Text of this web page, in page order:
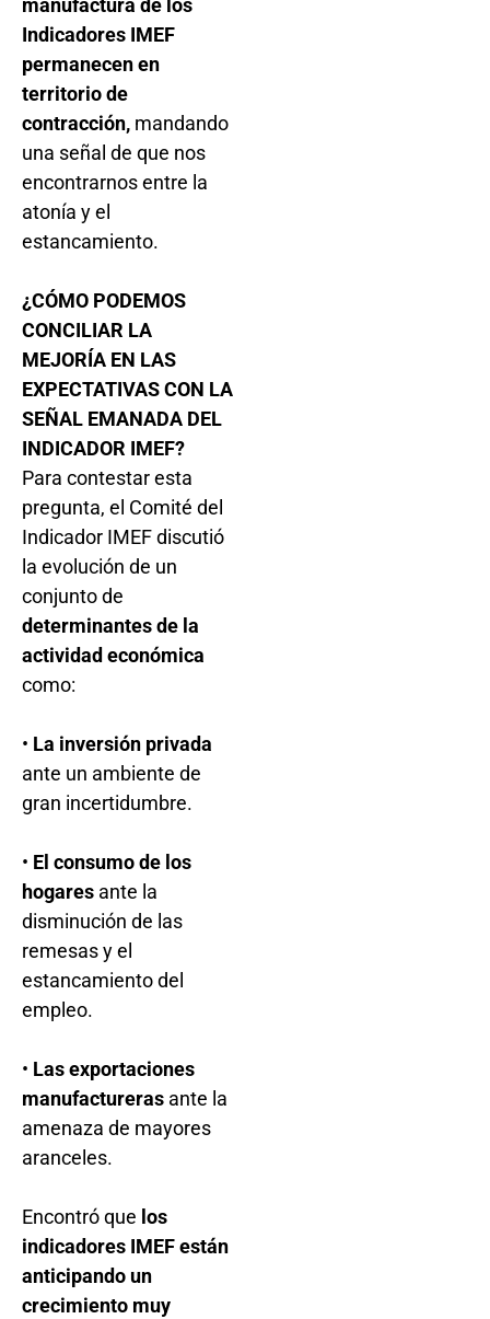
manufactura de los
Indicadores IMEF
permanecen en
territorio de
contracción, mandando
una señal de que nos
encontrarnos entre la
atonía y el
estancamiento.
¿CÓMO PODEMOS
CONCILIAR LA
MEJORÍA EN LAS
EXPECTATIVAS CON LA
SEÑAL EMANADA DEL
INDICADOR IMEF?
Para contestar esta
pregunta, el Comité del
Indicador IMEF discutió
la evolución de un
conjunto de
determinantes de la
actividad económica
como:
• La inversión privada
ante un ambiente de
gran incertidumbre.
• El consumo de los
hogares ante la
disminución de las
remesas y el
estancamiento del
empleo.
• Las exportaciones
manufactureras ante la
amenaza de mayores
aranceles.
Encontró que los
indicadores IMEF están
anticipando un
crecimiento muy